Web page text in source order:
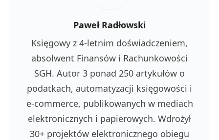
Paweł Radłowski
Księgowy z 4-letnim doświadczeniem,
absolwent Finansów i Rachunkowości
SGH. Autor 3 ponad 250 artykułów o
podatkach, automatyzacji księgowości i
e-commerce, publikowanych w mediach
elektronicznych i papierowych. Wdrożył
30+ projektów elektronicznego obiegu